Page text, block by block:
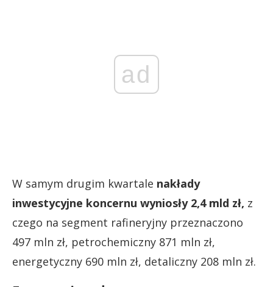
ad
W samym drugim kwartale nakłady
inwestycyjne koncernu wyniosły 2,4 mld zł, z
czego na segment rafineryjny przeznaczono
497 mln zł, petrochemiczny 871 mln zł,
energetyczny 690 mln zł, detaliczny 208 mln zł.